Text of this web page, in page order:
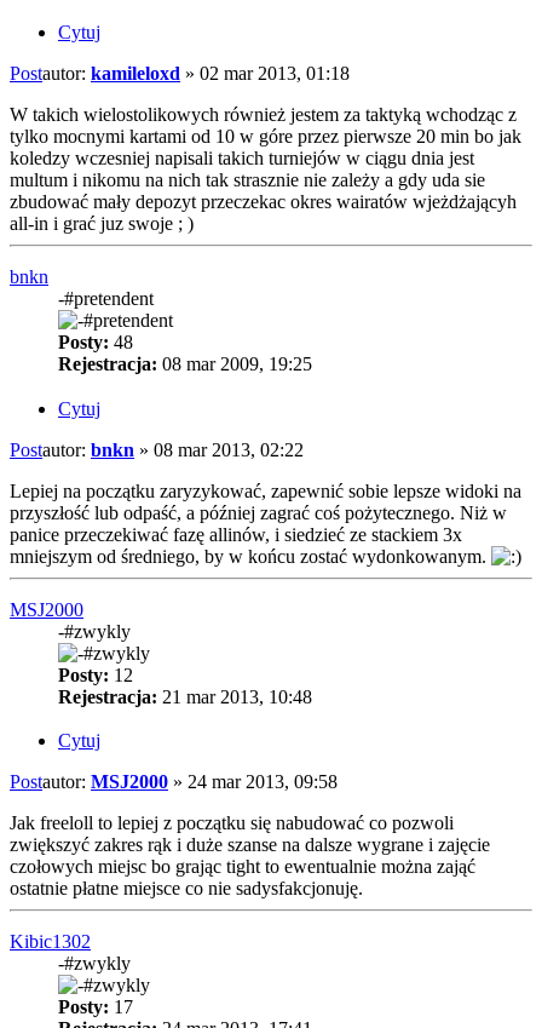
Cytuj
Postautor: kamileloxd » 02 mar 2013, 01:18
W takich wielostolikowych również jestem za taktyką wchodząc z
tylko mocnymi kartami od 10 w góre przez pierwsze 20 min bo jak
koledzy wczesniej napisali takich turniejów w ciągu dnia jest
multum i nikomu na nich tak strasznie nie zależy a gdy uda sie
zbudować mały depozyt przeczekac okres wairatów wjeżdżającyh
all-in i grać juz swoje ; )
bnkn
-#pretendent
Posty: 48
Rejestracja: 08 mar 2009, 19:25
Cytuj
Postautor: bnkn » 08 mar 2013, 02:22
Lepiej na początku zaryzykować, zapewnić sobie lepsze widoki na
przyszłość lub odpaść, a później zagrać coś pożytecznego. Niż w
panice przeczekiwać fazę allinów, i siedzieć ze stackiem 3x
mniejszym od średniego, by w końcu zostać wydonkowanym.
MSJ2000
-#zwykly
Posty: 12
Rejestracja: 21 mar 2013, 10:48
Cytuj
Postautor: MSJ2000 » 24 mar 2013, 09:58
Jak freeloll to lepiej z początku się nabudować co pozwoli
zwiększyć zakres rąk i duże szanse na dalsze wygrane i zajęcie
czołowych miejsc bo grając tight to ewentualnie można zająć
ostatnie płatne miejsce co nie sadysfakcjonuję.
Kibic1302
-#zwykly
Posty: 17